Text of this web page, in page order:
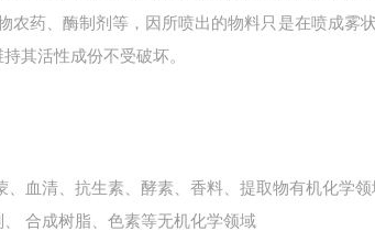
农药、酶制剂等，因所喷出的物料只是在喷成雾
其活性成份不受破坏。
血清、抗生素、酵素、香料、提取物有机化学领
合成树脂、色素等无机化学领域